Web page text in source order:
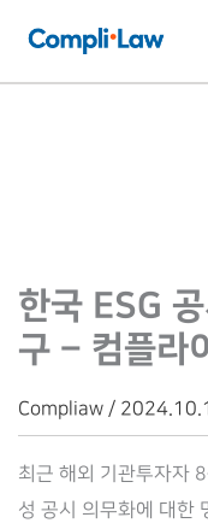
츠
한국 ESG
구 – 컴플
Compliaw /
최근 해외 기관투자자
성 공시 의무화에 대한